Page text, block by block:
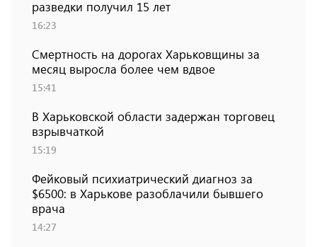
разведки получил 15 лет
16:23
Смертность на дорогах Харьковщины за
месяц выросла более чем вдвое
15:41
В Харьковской области задержан торговец
взрывчаткой
15:19
Фейковый психиатрический диагноз за
$6500: в Харькове разоблачили бывшего
врача
14:27